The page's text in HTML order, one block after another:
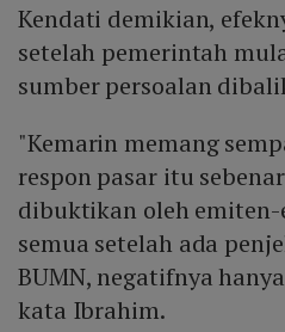
Kendati demikian,
setelah pemerintah
sumber persoalan
"Kemarin memang
respon pasar itu
dibuktikan oleh
semua setelah ada
BUMN, negatifnya
kata Ibrahim.